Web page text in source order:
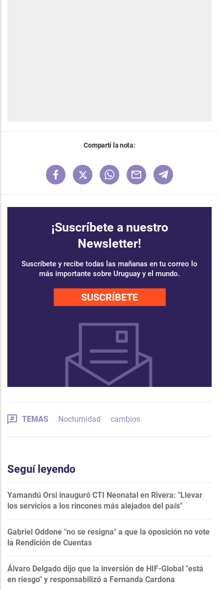
Compartí la nota:
¡Suscríbete a nuestro
Newsletter!
Suscríbete y recibe todas las mañanas en tu correo lo
más importante sobre Uruguay y el mundo.
SUSCRÍBETE
TEMAS Nocturnidad cambios
Seguí leyendo
Yamandú Orsi inauguró CTI Neonatal en Rivera: "Llevar
los servicios a los rincones más alejados del país"
Gabriel Oddone "no se resigna" a que la oposición no vote
la Rendición de Cuentas
Álvaro Delgado dijo que la inversión de HIF-Global "está
en riesgo" y responsabilizó a Fernanda Cardona